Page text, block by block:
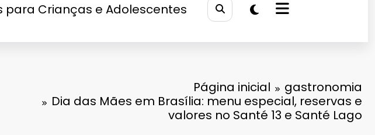
para Crianças e Adolescentes
Página inicial
gastronomia
Dia das Mães em Brasília: menu especial, reservas e
valores no Santé 13 e Santé Lago